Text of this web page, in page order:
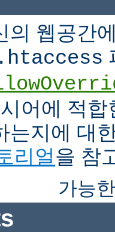
의 웹공간
.htaccess
어에 적
는지에 대
리얼을 참
가능